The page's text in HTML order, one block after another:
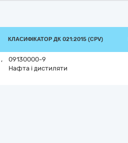
КЛАСИФІКАТОР ДК 021:2015 (CPV)
,
09130000-9
Нафта і дистиляти